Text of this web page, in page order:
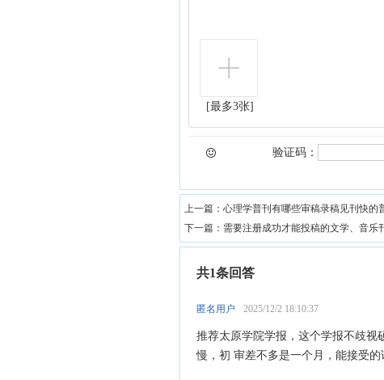
[最多3张]
验证码：
上一篇： 心理学普刊有哪些审稿录稿见刊快的
下一篇： 需要注册成功才能投稿的文学、音乐
共1条回答
匿名用户 2025/12/2 18:10:37
推荐太原学院学报，这个学报不歧视
慢，初 审差不多是一个月，能接受